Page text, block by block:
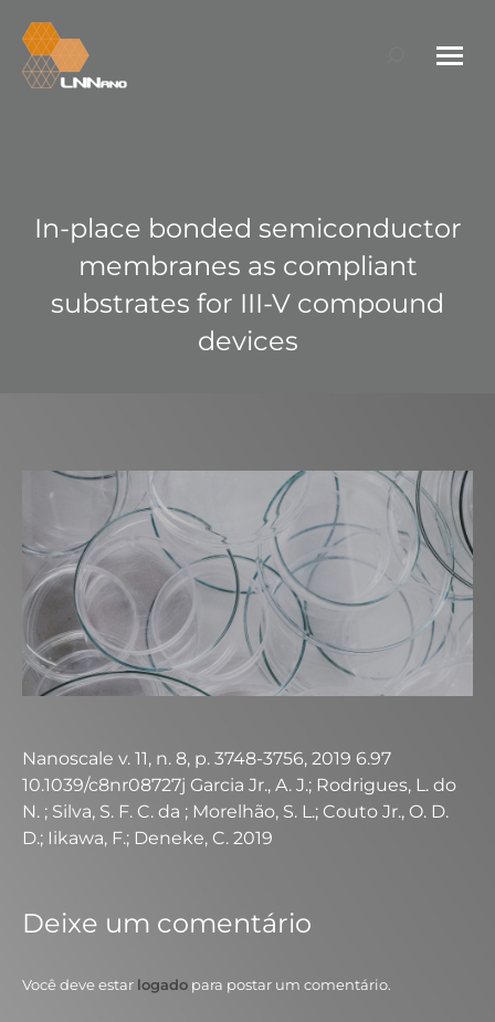
Search:
In-place bonded semiconductor
membranes as compliant
substrates for III-V compound
devices
Nanoscale v. 11, n. 8, p. 3748-3756, 2019 6.97
10.1039/c8nr08727j Garcia Jr., A. J.; Rodrigues, L. do
N. ; Silva, S. F. C. da ; Morelhão, S. L.; Couto Jr., O. D.
D.; Iikawa, F.; Deneke, C. 2019
Deixe um comentário
Você deve estar logado para postar um comentário.